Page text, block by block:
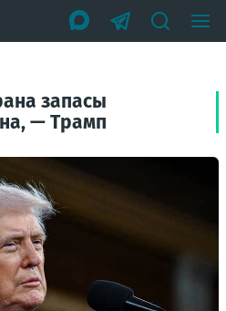
запасы
— Трамп